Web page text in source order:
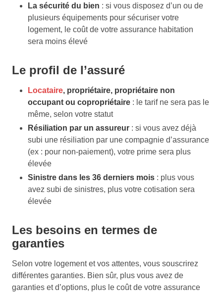
La sécurité du bien : si vous disposez d’un ou de
plusieurs équipements pour sécuriser votre
logement, le coût de votre assurance habitation
sera moins élevé
Le profil de l’assuré
Locataire, propriétaire, propriétaire non
occupant ou copropriétaire : le tarif ne sera pas le
même, selon votre statut
Résiliation par un assureur : si vous avez déjà
subi une résiliation par une compagnie d’assurance
(ex : pour non-paiement), votre prime sera plus
élevée
Sinistre dans les 36 derniers mois : plus vous
avez subi de sinistres, plus votre cotisation sera
élevée
Les besoins en termes de
garanties
Selon votre logement et vos attentes, vous souscrirez
différentes garanties. Bien sûr, plus vous avez de
garanties et d’options, plus le coût de votre assurance